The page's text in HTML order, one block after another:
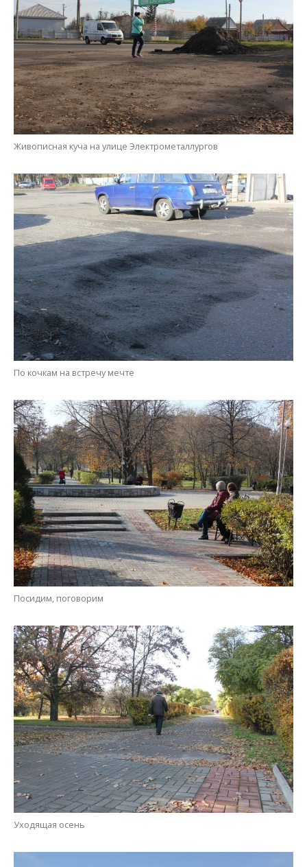
Живописная куча на улице Электрометаллургов
По кочкам на встречу мечте
Посидим, поговорим
Уходящая осень